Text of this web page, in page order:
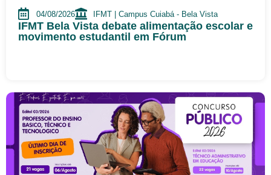
04/08/2026 IFMT | Campus Cuiabá - Bela Vista
IFMT Bela Vista debate alimentação escolar e
movimento estudantil em Fórum